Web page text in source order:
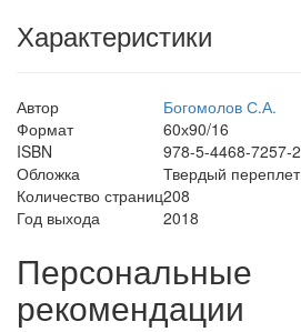
Характеристики
Автор
Богомолов С.А.
Формат
60х90/16
ISBN
978-5-4468-7257-2
Обложка
Твердый переплет
Количество страниц208
Год выхода
2018
Персональные
рекомендации